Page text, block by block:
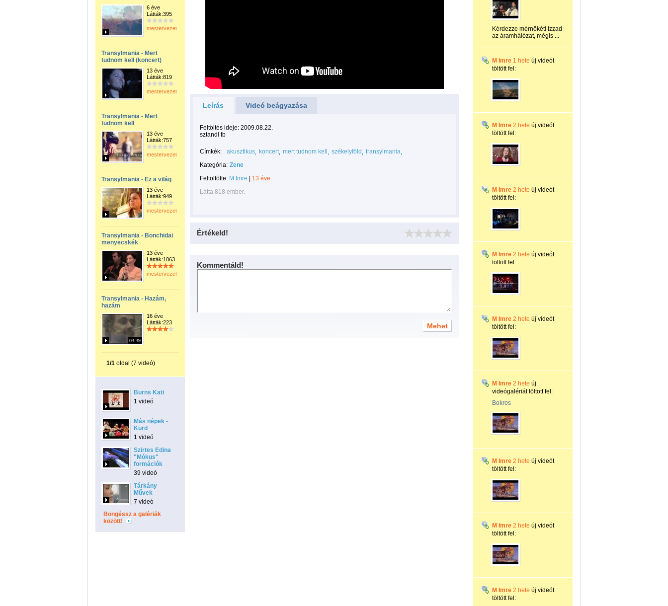
6 éve
Látták:395
mestervezeto
Transylmania - Mert
tudnom kell (koncert)
13 éve
Látták:819
mestervezeto
Transylmania - Mert
tudnom kell
13 éve
Látták:757
mestervezeto
Transylmania - Ez a világ
13 éve
Látták:949
mestervezeto
Transylmania - Bonchidai
menyecskék
13 éve
Látták:1063
mestervezeto
Transylmania - Hazám,
hazám
03:39
16 éve
Látták:223
1/1 oldal (7 videó)
Burns Kati
1 videó
Más népek -
Kurd
1 videó
Szirtes Edina
"Mókus"
formációk
39 videó
Tárkány
Művek
7 videó
Böngéssz a galériák
között!
Leírás Videó beágyazása
Feltöltés ideje: 2009.08.22.
sztandl tb
Címkék: akusztikus koncert mert tudnom kell székelyföld
transylmania
Kategória: Zene
Feltöltötte: M Imre
13 éve
Látta 818 ember.
Értékeld!
Kommentáld!
Kérdezze mérnökét! Izzad
az áramhálózat, mégis ...
M Imre 1 hete új videót
töltött fel:
M Imre 2 hete új videót
töltött fel:
M Imre 2 hete új videót
töltött fel:
M Imre 2 hete új videót
töltött fel:
M Imre 2 hete új videót
töltött fel:
M Imre 2 hete új
videógalériát töltött fel:
Bokros
M Imre 2 hete új videót
töltött fel:
M Imre 2 hete új videót
töltött fel:
M Imre 2 hete új videót
töltött fel: